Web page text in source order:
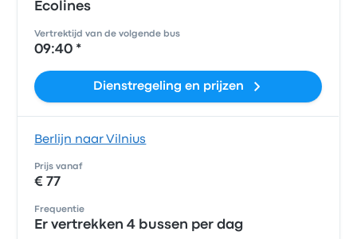
Ecolines
Vertrektijd van de volgende bus
09:40 *
Dienstregeling en prijzen
Berlijn naar Vilnius
Prijs vanaf
€ 77
Frequentie
Er vertrekken 4 bussen per dag